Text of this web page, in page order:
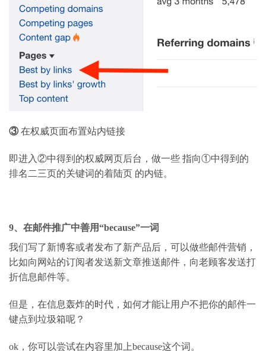
③在权威页面布置站内链接
即进入②中得到的权威网页后台，做一些 指向①中得到的
排名二三页的关键词的着陆页 的内链。
9、在邮件推广中善用“because”一词
我们写了新博客或者发布了新产品后，可以做些邮件营销，
比如向网站的订阅者发送新文章推送邮件，向老顾客发送打
折信息邮件等。
但是，在信息轰炸的时代，如何才能让用户不把你的邮件一
键点到垃圾箱呢？
ok ，你可以尝试在内容里加上because这个词。